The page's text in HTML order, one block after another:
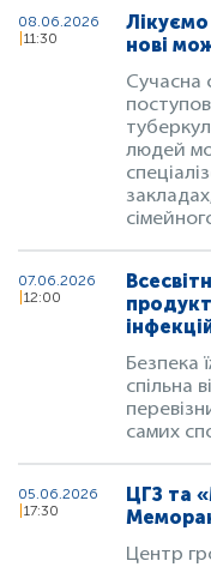
08.06.2026
11:30
Лікуємо
нові
Сучасна
людей
07.06.2026
12:00
Безпека
спільна
самих
05.06.2026
17:30
ЦГЗ та
Центр